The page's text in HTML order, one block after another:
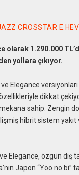
CROSSTAR E:HEV
olarak 1.290.000
yollara çıkıyor.
Elegance versiyonları
dikkat
sahip. Zengin
hibrit sistem yakıt
Elegance, özgün dış
Japon “Yoo no bi”